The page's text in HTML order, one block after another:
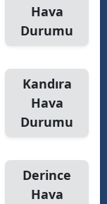
Hava
Durumu
Kandıra
Hava
Durumu
Derince
Hava